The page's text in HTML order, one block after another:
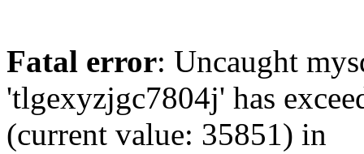
Fatal error: Uncaught
'tlgexyzjgc7804j' has
(current value: 35851) in